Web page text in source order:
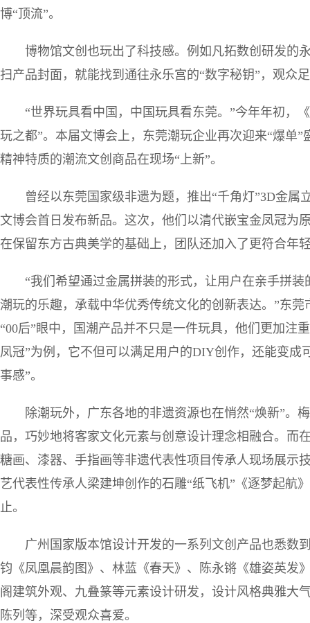
博“顶流”。
博物馆文创也玩出了科技感。例如凡拓数创研发的
扫产品封面，就能找到通往永乐宫的“数字秘钥”，观众
“世界玩具看中国，中国玩具看东莞。”今年年初，
玩之都”。本届文博会上，东莞潮玩企业再次迎来“爆单
精神特质的潮流文创商品在现场“上新”。
曾经以东莞国家级非遗为题，推出“千角灯”3D金属
文博会首日发布新品。这次，他们以清代嵌宝金凤冠为
在保留东方古典美学的基础上，团队还加入了更符合年
“我们希望通过金属拼装的形式，让用户在亲手拼
潮玩的乐趣，承载中华优秀传统文化的创新表达。”东
“00后”眼中，国潮产品并不只是一件玩具，他们更加注
凤冠”为例，它不但可以满足用户的DIY创作，还能变成
事感”。
除潮玩外，广东各地的非遗资源也在悄然“焕新”。
品，巧妙地将客家文化元素与创意设计理念相融合。而
糖画、漆器、手指画等非遗代表性项目传承人现场展示
艺代表性传承人梁建坤创作的石雕“纸飞机”《逐梦起航
止。
广州国家版本馆设计开发的一系列文创产品也悉数
钧《凤凰晨韵图》、林蓝《春天》、陈永锵《雄姿英发
阁建筑外观、九叠篆等元素设计研发，设计风格典雅大
陈列等，深受观众喜爱。